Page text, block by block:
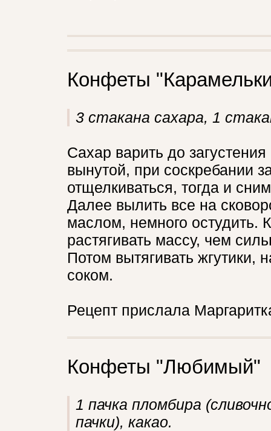
Конфеты
3 стакана сахара, 1
Сахар варить до
вынутой, при соскребании
отщелкиваться, тогда и
Далее вылить все на
маслом, немного остудить.
растягивать массу, чем
Потом вытягивать жгутики,
соком.
Рецепт прислала
Конфеты "Любимый"
1 пачка пломбира
пачки), какао.